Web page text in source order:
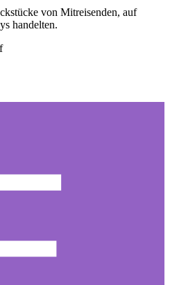
von Mitreisenden, auf
handelten.